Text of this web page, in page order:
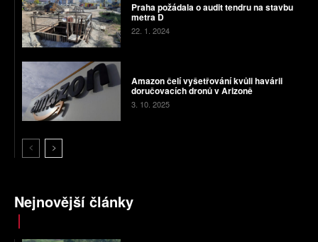
Praha požádala o audit tendru na stavbu
metra D
22. 1. 2024
Amazon čelí vyšetřování kvůli havárii
doručovacích dronů v Arizoně
3. 10. 2025
Nejnovější články